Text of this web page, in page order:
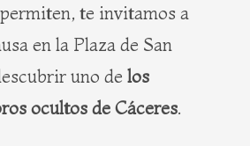
te invitamos a
en la Plaza de San
uno de los
ocultos de Cáceres.